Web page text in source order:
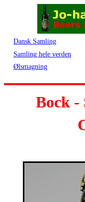
Dansk Samling
Samling hele verden
Ølsmagning
Bock -